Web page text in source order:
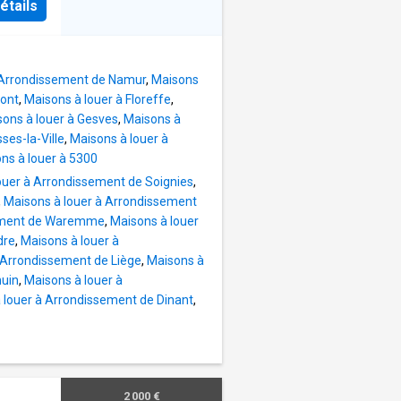
de Namur, Maisons
, Maisons à louer à Floreffe,
à louer à Gesves, Maisons à
la-Ville, Maisons à louer à
à louer à 5300
à Arrondissement de Soignies,
Maisons à louer à Arrondissement
de Waremme, Maisons à louer
, Maisons à louer à
de Liège, Maisons à
, Maisons à louer à
louer à Arrondissement de Dinant,
2 000 €